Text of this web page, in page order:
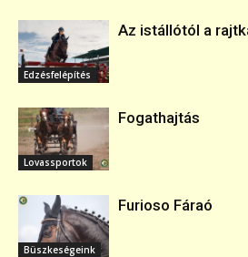
Edzésfelépítés
Az istállótól a
Lovassportok
Fogathajtás
Büszkeségeink
Furioso Fáraó